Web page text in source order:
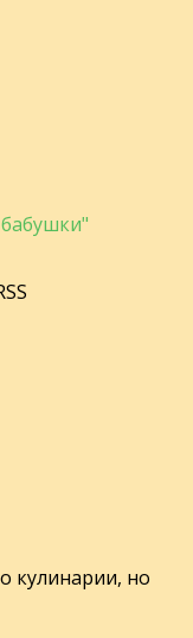
кулинарии, но